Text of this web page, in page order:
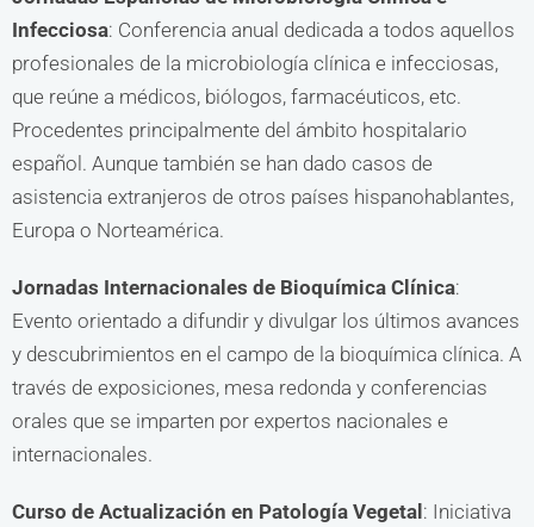
Infecciosa: Conferencia anual dedicada a todos aquellos
profesionales de la microbiología clínica e infecciosas,
que reúne a médicos, biólogos, farmacéuticos, etc.
Procedentes principalmente del ámbito hospitalario
español. Aunque también se han dado casos de
asistencia extranjeros de otros países hispanohablantes,
Europa o Norteamérica.
Jornadas Internacionales de Bioquímica Clínica:
Evento orientado a difundir y divulgar los últimos avances
y descubrimientos en el campo de la bioquímica clínica. A
través de exposiciones, mesa redonda y conferencias
orales que se imparten por expertos nacionales e
internacionales.
Curso de Actualización en Patología Vegetal : Iniciativa